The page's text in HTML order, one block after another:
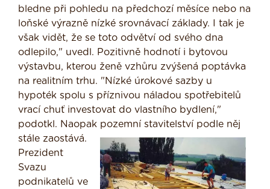
bledne při pohledu na předchozí měsíce nebo na
loňské výrazně nízké srovnávací základy. I tak je
však vidět, že se toto odvětví od svého dna
odlepilo," uvedl. Pozitivně hodnotí i bytovou
výstavbu, kterou ženě vzhůru zvýšená poptávka
na realitním trhu. "Nízké úrokové sazby u
hypoték spolu s příznivou náladou spotřebitelů
vrací chuť investovat do vlastního bydlení,"
podotkl. Naopak pozemní stavitelství podle něj
stále zaostává.
Prezident
Svazu
podnikatelů ve